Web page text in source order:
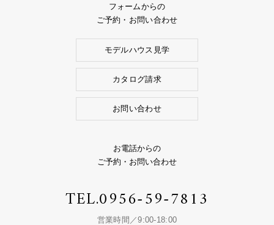
フォームからの
ご予約・お問い合わせ
モデルハウス見学
カタログ請求
お問い合わせ
お電話からの
ご予約・お問い合わせ
TEL.0956-59-7813
営業時間／9:00-18:00